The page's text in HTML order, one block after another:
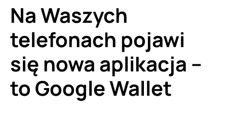
Na Waszych
telefonach pojawi
się nowa aplikacja –
to Google Wallet